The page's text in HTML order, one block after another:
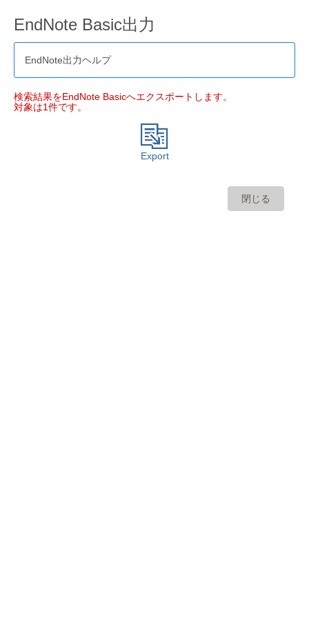
EndNote Basic出力
EndNote出力ヘルプ
検索結果をEndNote Basicへエクスポートします。
対象は1件です。
Export